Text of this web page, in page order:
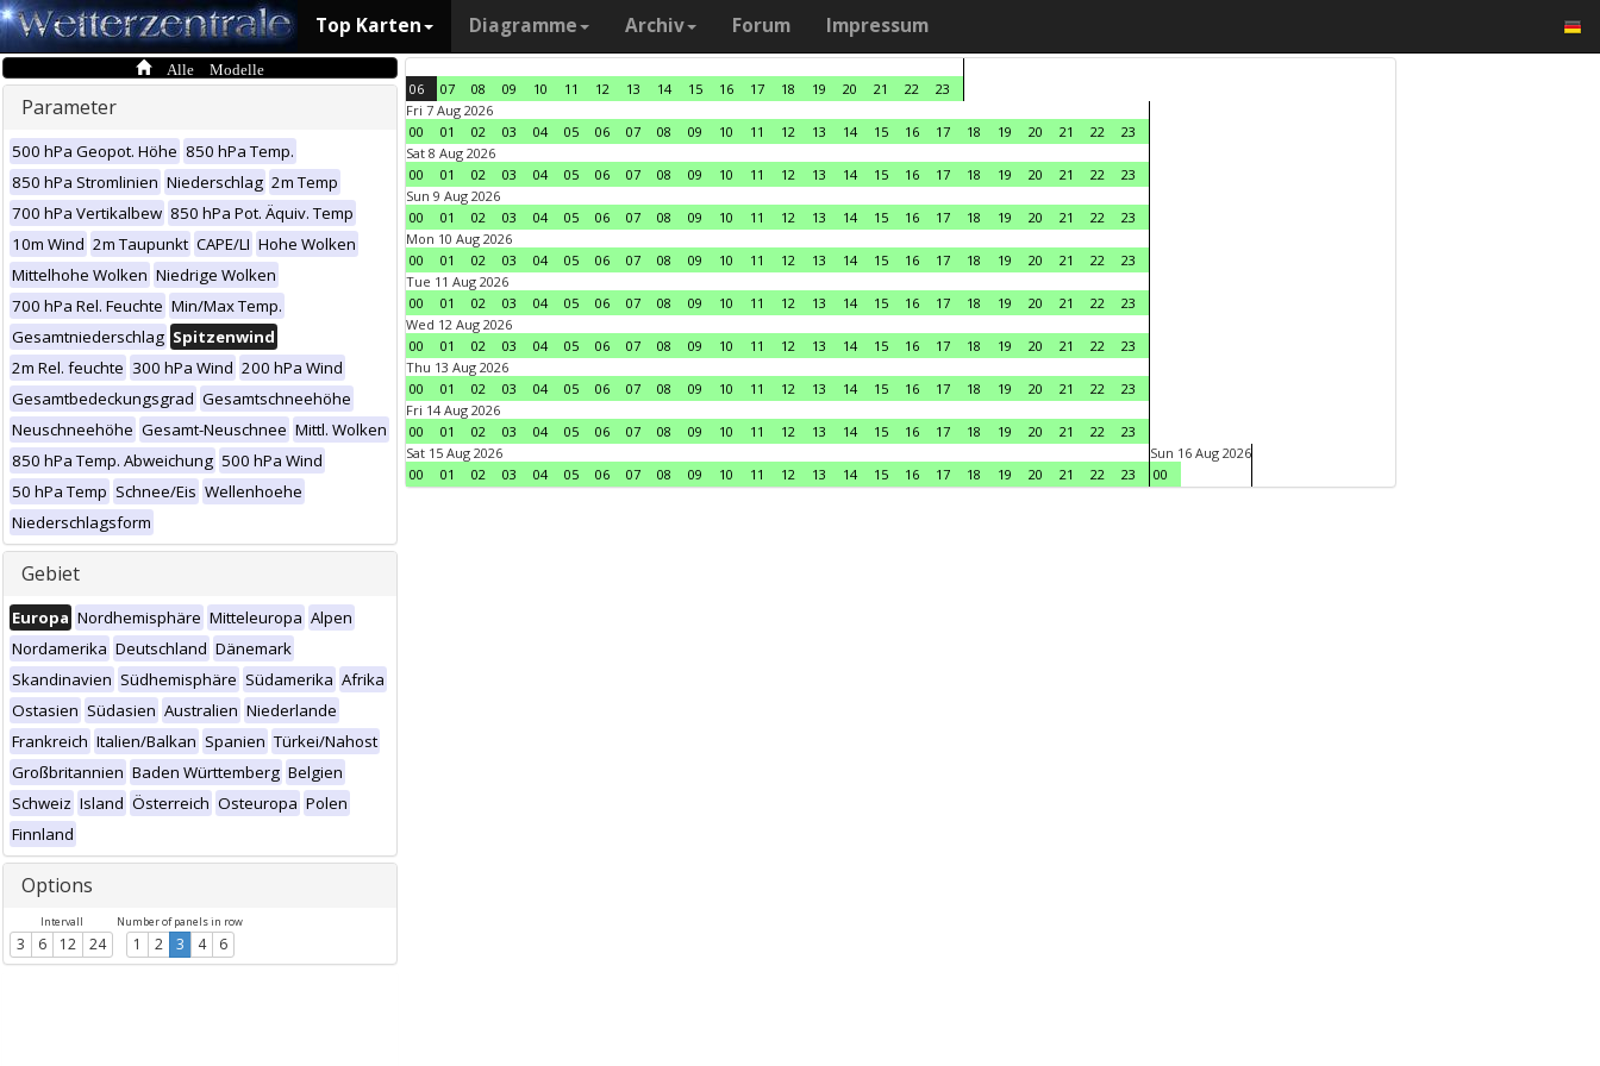
Top Karten Diagramme Archiv Forum Impressum
Alle Modelle
Parameter
500 hPa Geopot. Höhe 850 hPa Temp.
850 hPa Stromlinien Niederschlag 2m Temp
700 hPa Vertikalbew 850 hPa Pot. Äquiv. Temp
10m Wind 2m Taupunkt CAPE/LI Hohe Wolken
Mittelhohe Wolken Niedrige Wolken
700 hPa Rel. Feuchte Min/Max Temp.
Gesamtniederschlag Spitzenwind
2m Rel. feuchte 300 hPa Wind 200 hPa Wind
Gesamtbedeckungsgrad Gesamtschneehöhe
Neuschneehöhe Gesamt-Neuschnee Mittl. Wolken
850 hPa Temp. Abweichung 500 hPa Wind
50 hPa Temp Schnee/Eis Wellenhoehe
Niederschlagsform
Gebiet
Europa Nordhemisphäre Mitteleuropa Alpen
Nordamerika Deutschland Dänemark
Skandinavien Südhemisphäre Südamerika Afrika
Ostasien Südasien Australien Niederlande
Frankreich Italien/Balkan Spanien Türkei/Nahost
Großbritannien Baden Württemberg Belgien
Schweiz Island Österreich Osteuropa Polen
Finnland
Options
Intervall
3 6 12 24
Number of panels in row
1 2 3 4 6
06 07 08 09 10 11 12 13 14 15 16 17 18 19 20 21 22
23
Fri 7 Aug 2026
00
01 02 03 04 05 06 07 08 09 10 11 12 13 14 15 16 17 18 19 20 21 22
23
Sat 8 Aug 2026
00
01 02 03 04 05 06 07 08 09 10 11 12 13 14 15 16 17 18 19 20 21 22
23
Sun 9 Aug 2026
00
01 02 03 04 05 06 07 08 09 10 11 12 13 14 15 16 17 18 19 20 21 22
23
Mon 10 Aug 2026
00
01 02 03 04 05 06 07 08 09 10 11 12 13 14 15 16 17 18 19 20 21 22
23
Tue 11 Aug 2026
00
01 02 03 04 05 06 07 08 09 10 11 12 13 14 15 16 17 18 19 20 21 22
23
Wed 12 Aug 2026
00
01 02 03 04 05 06 07 08 09 10 11 12 13 14 15 16 17 18 19 20 21 22
23
Thu 13 Aug 2026
00
01 02 03 04 05 06 07 08 09 10 11 12 13 14 15 16 17 18 19 20 21 22
23
Fri 14 Aug 2026
00
01 02 03 04 05 06 07 08 09 10 11 12 13 14 15 16 17 18 19 20 21 22
23
Sat 15 Aug 2026
00
01 02 03 04 05 06 07 08 09 10 11 12 13 14 15 16 17 18 19 20 21 22 23
Sun 16 Aug 2026
00